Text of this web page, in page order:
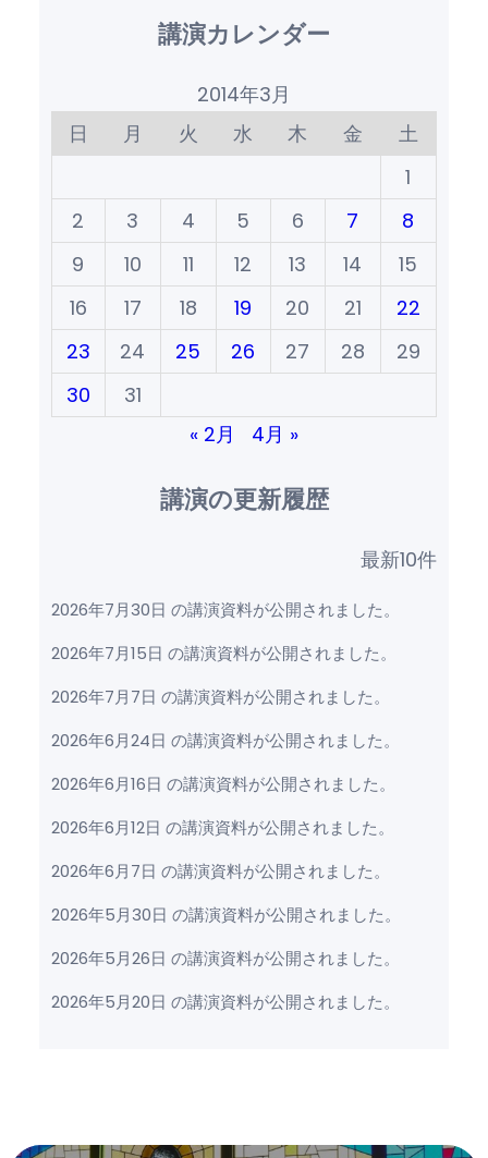
講演カレンダー
2014年3月
日
月 火 水 木 金
土
1
2
3 4 5 6 7
8
9
10 11 12 13 14
15
16
17 18 19 20 21
22
23
24 25 26 27 28
29
30
31
« 2月
4月 »
講演の更新履歴
最新10件
2026年7月30日 の講演資料が公開されました。
2026年7月15日 の講演資料が公開されました。
2026年7月7日 の講演資料が公開されました。
2026年6月24日 の講演資料が公開されました。
2026年6月16日 の講演資料が公開されました。
2026年6月12日 の講演資料が公開されました。
2026年6月7日 の講演資料が公開されました。
2026年5月30日 の講演資料が公開されました。
2026年5月26日 の講演資料が公開されました。
2026年5月20日 の講演資料が公開されました。